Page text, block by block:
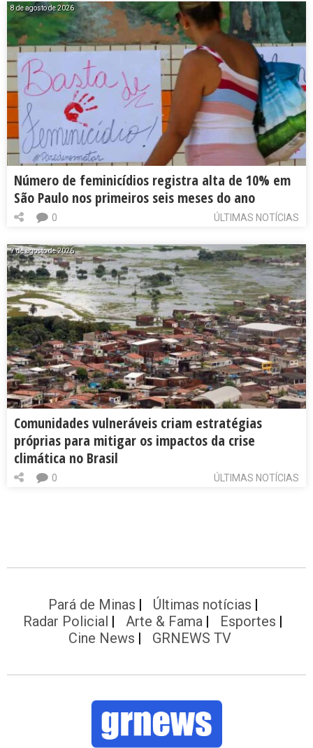
8 de agosto de 2026
Número de feminicídios registra alta de 10% em
São Paulo nos primeiros seis meses do ano
ÚLTIMAS NOTÍCIAS
0
7 de agosto de 2026
Comunidades vulneráveis criam estratégias
próprias para mitigar os impactos da crise
climática no Brasil
ÚLTIMAS NOTÍCIAS
0
Pará de Minas
Últimas notícias
Radar Policial
Arte & Fama
Esportes
Cine News
GRNEWS TV